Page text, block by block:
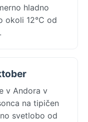
hladno
okoli 12°C od
v Andora v
na tipičen
svetlobo od